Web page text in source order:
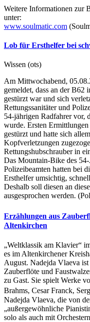
Weitere Informationen zur
unter:
www.soulmatic.com
Lob für Ersthelfer bei
Wissen (ots)
Am Mittwochabend,
gemeldet, dass an der B62
gestürzt war und sich
Rettungssanitäter und
54-jährigen Radfahrer vor,
wurde. Ersten
gestürzt und hatte sich
Kopfverletzungen
Rettungshubschrauber in
Das Mountain-Bike des
Polizeibeamten hatten bei
Ersthelfer umsichtig,
Deshalb soll diesen an
ausgesprochen werden.
Erzählungen aus
Altenkirchen
„Weltklassik am Klavier“
es im Altenkirchener
August. Nadejda Vlaeva
Zauberflöte und
zu Gast. Sie spielt Werke
Brahms, Cesar Franck,
Nadejda Vlaeva, die von
„außergewöhnliche
solo als auch mit